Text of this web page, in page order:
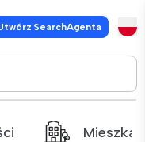
SearchAgenta